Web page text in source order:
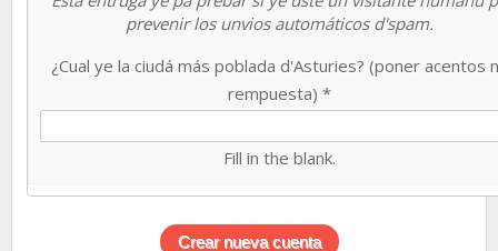
prevenir los unvios automáticos d'spam.
¿Cual ye la ciudá más poblada d'Asturies? (poner acentos
rempuesta) *
Fill in the blank.